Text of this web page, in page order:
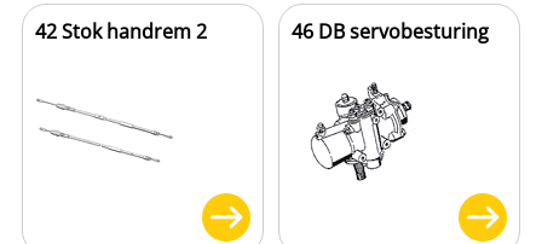
42 Stok handrem 2 46 DB servobesturing